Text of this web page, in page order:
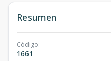
Resumen
Código:
1661